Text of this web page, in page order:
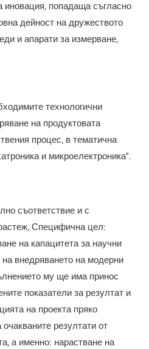
иновация, попадаща съгласно
дейност на дружеството
и апарати за измерване,
технологични
на продуктовата
процес, в тематична
и микроелектроника".
съответствие и с
Специфична цел:
на капацитета за научни
внедряването на модерни
му ще има принос
показатели за резултат и
на проекта пряко
резултати от
а именно: нарастване на